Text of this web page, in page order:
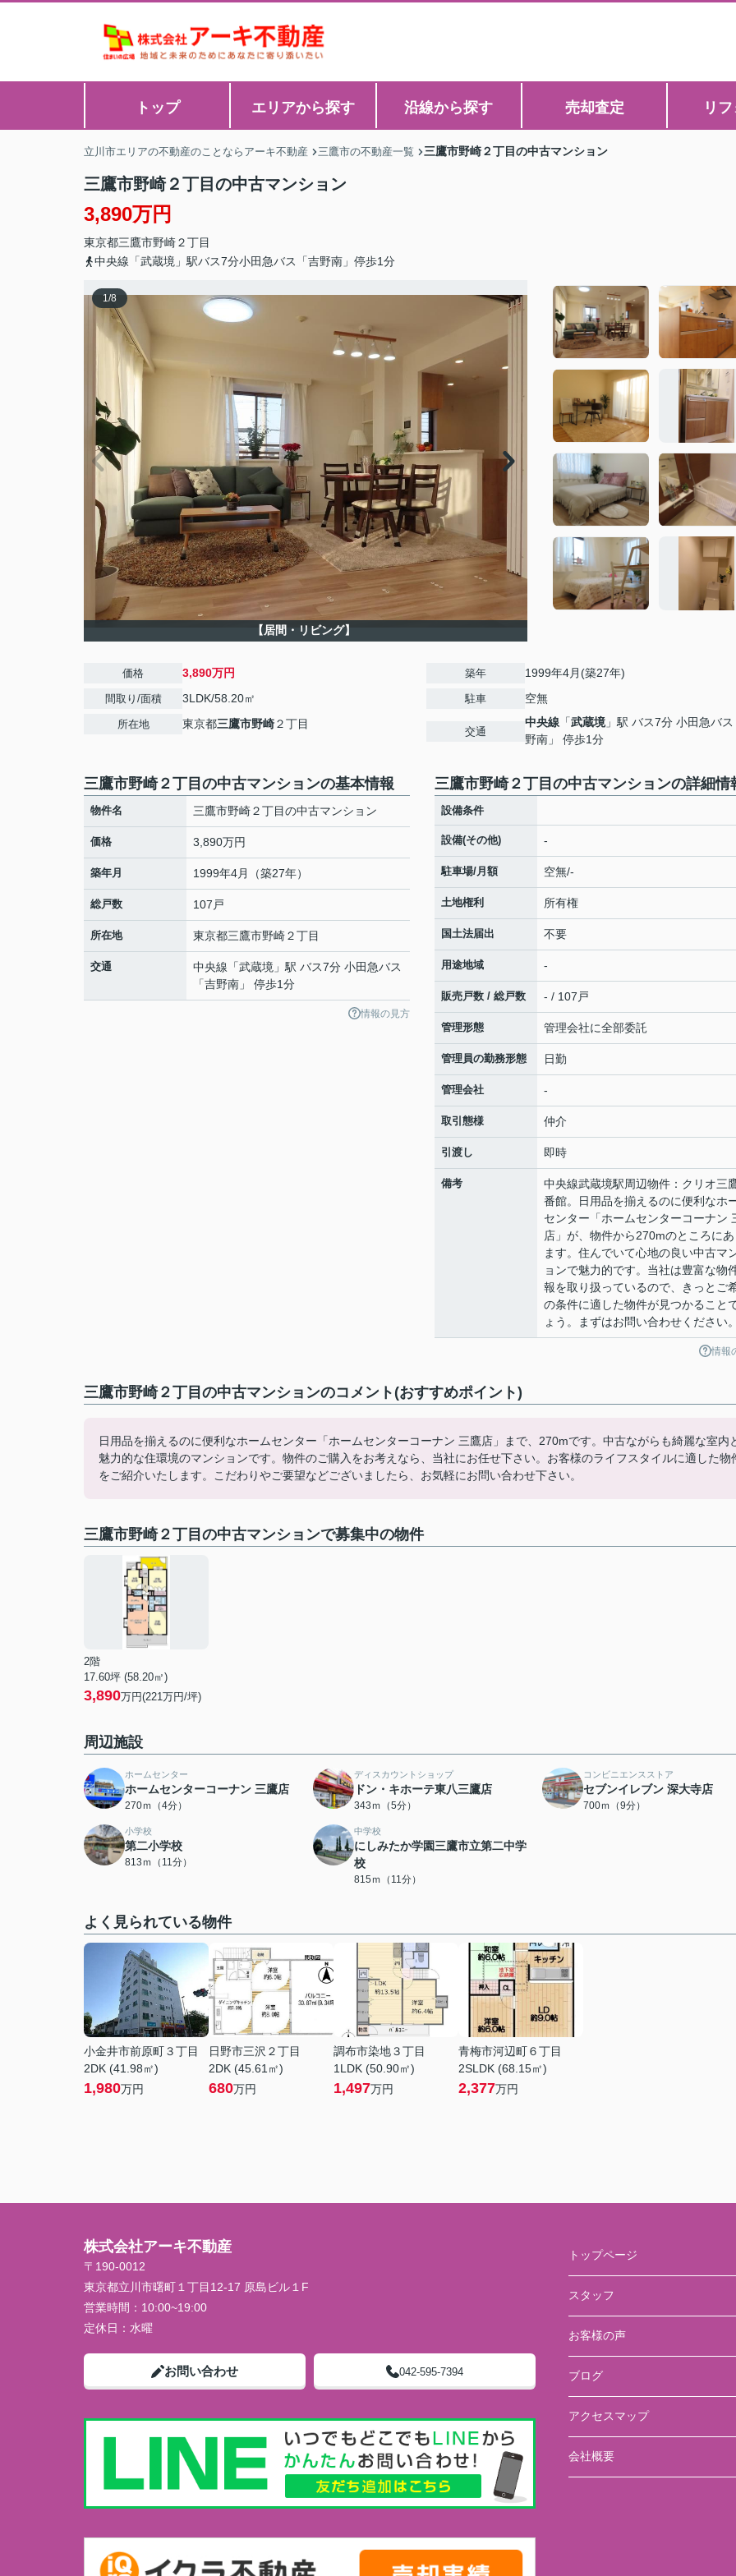
トップ エリアから探す 沿線から探す 売却査定 リ
立川市エリアの不動産のことならアーキ不動産 三鷹市の不動産一覧 三鷹市野崎２丁目の中古マンション
三鷹市野崎２丁目の中古マンション
3,890万円
東京都三鷹市野崎２丁目
中央線「武蔵境」駅バス7分小田急バス「吉野南」停歩1分
1/8
【居間・リビング】
価格 3,890万円
間取り/面積 3LDK/58.20㎡
所在地 東京都三鷹市野崎２丁目
築年 1999年4月(築27年)
駐車 空無
交通
中央線 「武蔵境」駅 バス7分 小田急バス
野南」 停歩1分
三鷹市野崎２丁目の中古マンションの基本情報
物件名 三鷹市野崎２丁目の中古マンション
価格 3,890万円
築年月 1999年4月（築27年）
総戸数 107戸
所在地 東京都三鷹市野崎２丁目
交通 中央線 「武蔵境 」駅 バス7分 小田急バス
「吉野南」 停歩1分
情報の見方
三鷹市野崎２丁目の中古マンションの詳細情
設備条件
設備(その他) -
駐車場/月額 空無/-
土地権利 所有権
国土法届出 不要
用途地域 -
販売戸数 / 総戸数 - / 107戸
管理形態 管理会社に全部委託
管理員の勤務形態 日勤
管理会社 -
取引態様 仲介
引渡し 即時
備考
中央線武蔵境駅周辺物件：クリオ三
番館。日用品を揃えるのに便利なホ
センター「ホームセンターコーナン
店」が、物件から270mのところに
ます。住んでいて心地の良い中古マ
ョンで魅力的です。当社は豊富な物
報を取り扱っているので、きっとご
の条件に適した物件が見つかること
ょう。まずはお問い合わせください
情報
三鷹市野崎２丁目の中古マンションのコメント(おすすめポイント)
日用品を揃えるのに便利なホームセンター「ホームセンターコーナン 三鷹店」まで、270mです。中古ながらも綺麗な室内
魅力的な住環境のマンションです。物件のご購入をお考えなら、当社にお任せ下さい。お客様のライフスタイルに適した物
をご紹介いたします。こだわりやご要望などございましたら、お気軽にお問い合わせ下さい。
三鷹市野崎２丁目の中古マンションで募集中の物件
2階
17.60坪 (58.20㎡)
3,890万円(221万円/坪)
周辺施設
ホームセンター
ホームセンターコーナン 三鷹店
270ｍ（4分）
ディスカウントショップ
ドン・キホーテ東八三鷹店
343ｍ（5分）
コンビニエンスストア
セブンイレブン 深大寺店
700ｍ（9分）
小学校
第二小学校
813ｍ（11分）
中学校
にしみたか学園三鷹市立第二中学
校
815ｍ（11分）
よく見られている物件
小金井市前原町３丁目
2DK (41.98㎡)
1,980万円
日野市三沢２丁目
2DK (45.61㎡)
680万円
調布市染地３丁目
1LDK (50.90㎡)
1,497万円
青梅市河辺町６丁目
2SLDK (68.15㎡)
2,377万円
株式会社アーキ不動産
〒190-0012
東京都立川市曙町１丁目12-17 原島ビル１F
営業時間： 10:00~19:00
定休日： 水曜
お問い合わせ 042-595-7394
トップページ
スタッフ
お客様の声
ブログ
アクセスマップ
会社概要